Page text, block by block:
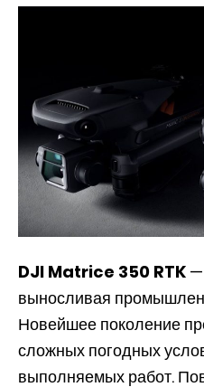
DJI Matrice 350 RTK —
выносливая
Новейшее поколение
сложных погодных
выполняемых работ.